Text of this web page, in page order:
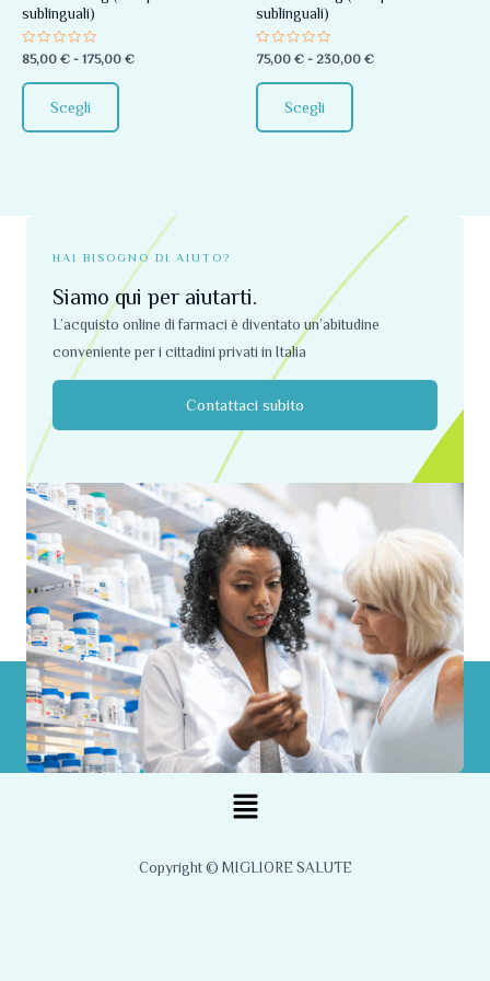
sublinguali)
Valutato
0
su
5
85,00 € - 175,00 €
Scegli
scelte
del
sublinguali)
Valutato
0
su
5
75,00 € - 230,00 €
Scegli
scelte
del
HAI BISOGNO DI AIUTO?
Siamo qui per aiutarti.
L’acquisto online di farmaci è diventato un’abitudine
conveniente per i cittadini privati ​​in Italia
Contattaci subito
Menu
Copyright © MIGLIORE SALUTE